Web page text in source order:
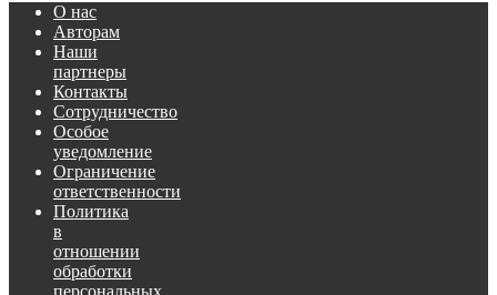
О нас
Авторам
Наши
партнеры
Контакты
Сотрудничество
Особое
уведомление
Ограничение
ответственности
Политика
в
отношении
обработки
персональных